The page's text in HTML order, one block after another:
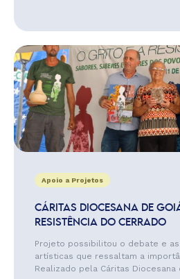
Apoio a Projetos
CÁRITAS DIOCESANA DE
RESISTÊNCIA DO CERRADO
Projeto possibilitou o debate e
artísticas que ressaltam a
Realizado pela Cáritas Diocesana